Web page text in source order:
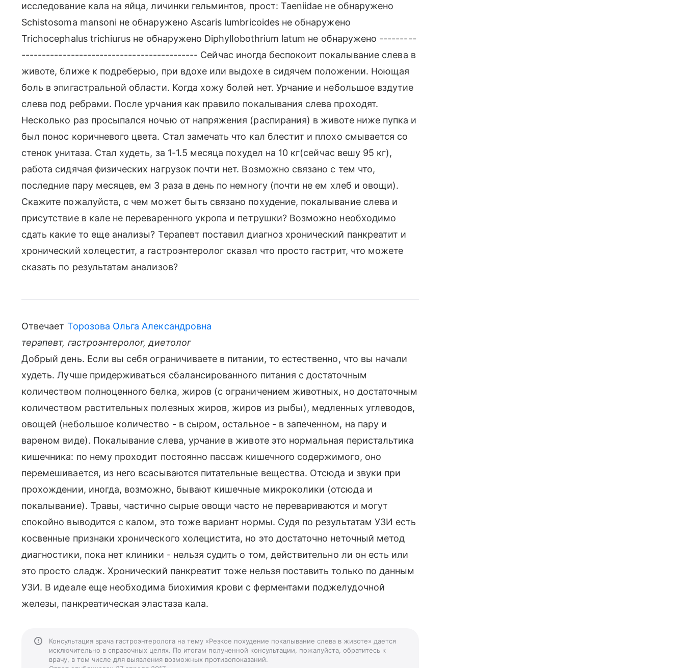
исследование кала на яйца, личинки гельминтов, прост: Taeniidae не обнаружено
Schistosoma mansoni не обнаружено Ascaris lumbricoides не обнаружено
Trichocephalus trichiurus не обнаружено Diphyllobothrium latum не обнаружено ---------
------------------------------------------- Сейчас иногда беспокоит покалывание слева в
животе, ближе к подреберью, при вдохе или выдохе в сидячем положении. Ноющая
боль в эпигастральной области. Когда хожу болей нет. Урчание и небольшое вздутие
слева под ребрами. После урчания как правило покалывания слева проходят.
Несколько раз просыпался ночью от напряжения (распирания) в животе ниже пупка и
был понос коричневого цвета. Стал замечать что кал блестит и плохо смывается со
стенок унитаза. Стал худеть, за 1-1.5 месяца похудел на 10 кг(сейчас вешу 95 кг),
работа сидячая физических нагрузок почти нет. Возможно связано с тем что,
последние пару месяцев, ем 3 раза в день по немногу (почти не ем хлеб и овощи).
Скажите пожалуйста, с чем может быть связано похудение, покалывание слева и
присутствие в кале не переваренного укропа и петрушки? Возможно необходимо
сдать какие то еще анализы? Терапевт поставил диагноз хронический панкреатит и
хронический холецестит, а гастроэнтеролог сказал что просто гастрит, что можете
сказать по результатам анализов?
Отвечает Торозова Ольга Александровна
терапевт, гастроэнтеролог, диетолог
Добрый день. Если вы себя ограничиваете в питании, то естественно, что вы начали
худеть. Лучше придерживаться сбалансированного питания с достаточным
количеством полноценного белка, жиров (с ограничением животных, но достаточным
количеством растительных полезных жиров, жиров из рыбы), медленных углеводов,
овощей (небольшое количество - в сыром, остальное - в запеченном, на пару и
вареном виде). Покалывание слева, урчание в животе это нормальная перистальтика
кишечника: по нему проходит постоянно пассаж кишечного содержимого, оно
перемешивается, из него всасываются питательные вещества. Отсюда и звуки при
прохождении, иногда, возможно, бывают кишечные микроколики (отсюда и
покалывание). Травы, частично сырые овощи часто не перевариваются и могут
спокойно выводится с калом, это тоже вариант нормы. Судя по результатам УЗИ есть
косвенные признаки хронического холецистита, но это достаточно неточный метод
диагностики, пока нет клиники - нельзя судить о том, действительно ли он есть или
это просто сладж. Хронический панкреатит тоже нельзя поставить только по данным
УЗИ. В идеале еще необходима биохимия крови с ферментами поджелудочной
железы, панкреатическая эластаза кала.
Консультация врача гастроэнтеролога на тему «Резкое похудение покалывание слева в животе» дается
исключительно в справочных целях. По итогам полученной консультации, пожалуйста, обратитесь к
врачу, в том числе для выявления возможных противопоказаний.